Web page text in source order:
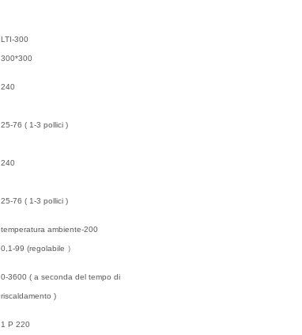
LTI-300
300*300
240
25-76 ( 1-3 pollici )
240
25-76 ( 1-3 pollici )
temperatura ambiente-200
0,1-99 (regolabile ）
0-3600 ( a seconda del tempo di
riscaldamento )
1 P 220